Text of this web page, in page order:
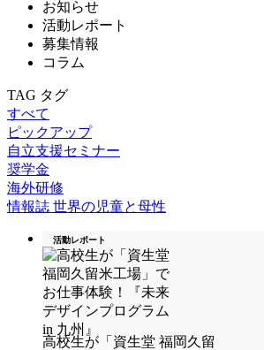
お知らせ
活動レポート
募集情報
コラム
TAG タグ
すべて
ピックアップ
自立支援セミナー
奨学金
海外研修
情報誌 世界の児童と母性
活動レポート
高校生が「資生堂 福岡久留